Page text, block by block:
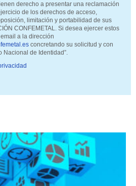
derecho a presentar una reclamación
de los derechos de acceso,
limitación y portabilidad de sus
CONFEMETAL. Si desea ejercer estos
a la dirección
concretando su solicitud y con
Nacional de Identidad”.